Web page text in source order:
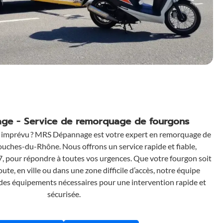
- Service de remorquage de fourgons
? MRS Dépannage est votre expert en remorquage de
du-Rhône. Nous offrons un service rapide et fiable,
pour répondre à toutes vos urgences. Que votre fourgon soit
en ville ou dans une zone difficile d’accès, notre équipe
équipements nécessaires pour une intervention rapide et
sécurisée.